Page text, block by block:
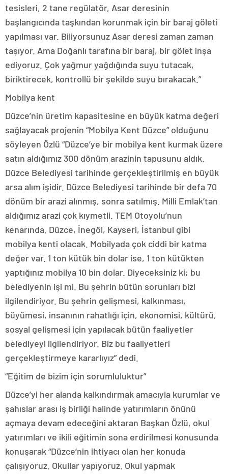
tesisleri, 2 tane regülatör, Asar deresinin
başlangıcında taşkından korunmak için bir baraj göleti
yapılması var. Biliyorsunuz Asar deresi zaman zaman
taşıyor. Ama Doğanlı tarafına bir baraj, bir gölet inşa
ediyoruz. Çok yağmur yağdığında suyu tutacak,
biriktirecek, kontrollü bir şekilde suyu bırakacak.”
Mobilya kent
Düzce’nin üretim kapasitesine en büyük katma değeri
sağlayacak projenin “Mobilya Kent Düzce” olduğunu
söyleyen Özlü “Düzce’ye bir mobilya kent kurmak üzere
satın aldığımız 300 dönüm arazinin tapusunu aldık.
Düzce Belediyesi tarihinde gerçekleştirilmiş en büyük
arsa alım işidir. Düzce Belediyesi tarihinde bir defa 70
dönüm bir arazi alınmış, sonra satılmış. Milli Emlak’tan
aldığımız arazi çok kıymetli. TEM Otoyolu’nun
kenarında. Düzce, İnegöl, Kayseri, İstanbul gibi
mobilya kenti olacak. Mobilyada çok ciddi bir katma
değer var. 1 ton kütük bin dolar ise, 1 ton kütükten
yaptığınız mobilya 10 bin dolar. Diyeceksiniz ki; bu
belediyenin işi mi. Bu şehrin bütün sorunları bizi
ilgilendiriyor. Bu şehrin gelişmesi, kalkınması,
büyümesi, insanının rahatlığı için, ekonomisi, kültürü,
sosyal gelişmesi için yapılacak bütün faaliyetler
belediyeyi ilgilendiriyor. Biz bu faaliyetleri
gerçekleştirmeye kararlıyız” dedi.
“Eğitim de bizim için sorumluluktur”
Düzce’yi her alanda kalkındırmak amacıyla kurumlar ve
şahıslar arası iş birliği halinde yatırımların önünü
açmaya devam edeceğini aktaran Başkan Özlü, okul
yatırımları ve ikili eğitimin sona erdirilmesi konusunda
konuşarak “Düzce’nin ihtiyacı olan her konuda
çalışıyoruz. Okullar yapıyoruz. Okul yapmak